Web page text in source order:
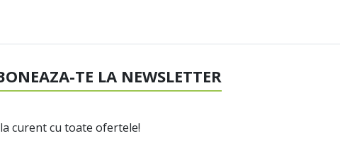
TE LA NEWSLETTER
curent cu toate ofertele!